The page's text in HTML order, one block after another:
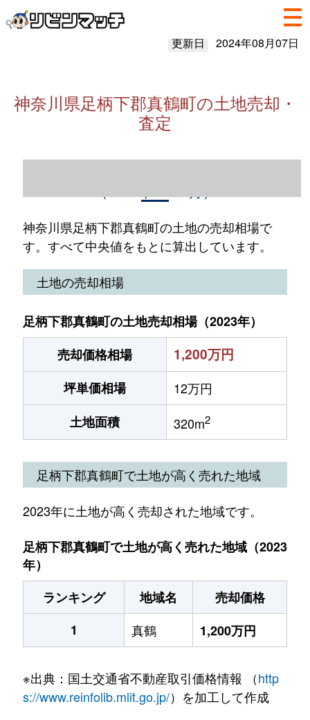
更新日 2024年08月07日
神奈川県足柄下郡真鶴町の土地売却・
査定
神奈川県足柄下郡真鶴町の土地の売却相場で
す。すべて中央値をもとに算出しています。
土地の売却相場
足柄下郡真鶴町の土地売却相場（2023年）
売却価格相場
1,200万円
坪単価相場
12万円
土地面積
320m2
足柄下郡真鶴町で土地が高く売れた地域
2023年に土地が高く売却された地域です。
足柄下郡真鶴町で土地が高く売れた地域（2023
年）
ランキング
地域名
売却価格
1
真鶴 1,200万円
※出典：国土交通省不動産取引価格情報 （http
s://www.reinfolib.mlit.go.jp/）を加工して作成